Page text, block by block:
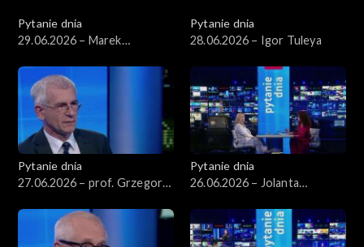
Pytanie dnia
29.06.2026 – Marek
Pytanie dnia
28.06.2026 – Igor Tuleya
Pytanie dnia
27.06.2026 – prof. Grzegorz
Pytanie dnia
26.06.2026 – Jolanta